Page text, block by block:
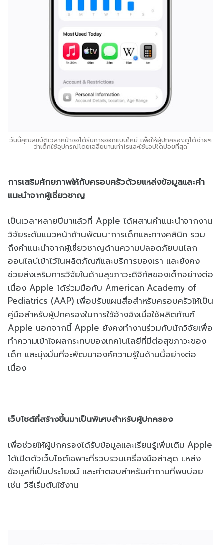
วันนี้คุณสมบัติเวลาหน้าจอได้รับการออกแบบใหม่ เพื่อให้ผู้ปกครองดูได้ง่ายๆ
ว่าเด็กใช้อุปกรณ์โดยเฉลี่ยนานเท่าไรและใช้แอปใดบ่อยที่สุด
การเสริมศักยภาพให้กับครอบครัวด้วยแหล่งข้อมูลและคำ
แนะนำจากผู้เชี่ยวชาญ
เป็นเวลาหลายปีมาแล้วที่ Apple ได้ผสานคำแนะนำจากงาน
วิจัยระดับแนวหน้าด้านพัฒนาการเด็กและทางคลินิก รวม
ถึงคำแนะนำจากผู้เชี่ยวชาญด้านความปลอดภัยบนโลก
ออนไลน์เข้าไว้ในผลิตภัณฑ์และบริการของเรา และยังคง
ช่วยส่งเสริมการวิจัยในด้านสุขภาวะดิจิทัลของเด็กอย่างต่อ
เนื่อง Apple ได้ร่วมมือกับ American Academy of
Pediatrics (AAP) เพื่อปรับแผนสื่อสำหรับครอบครัวให้เป็น
คู่มือสำหรับผู้ปกครองในการใช้อ้างอิงเมื่อใช้ผลิตภัณฑ์
Apple นอกจากนี้ Apple ยังคงทำงานร่วมกับนักวิจัยเพื่อ
ทำความเข้าใจผลกระทบของเทคโนโลยีที่มีต่อสุขภาวะของ
เด็ก และมุ่งมั่นที่จะพัฒนาองค์ความรู้ในด้านนี้อย่างต่อ
เนื่อง
เว็บไซต์ที่สร้างขึ้นมาเป็นพิเศษสำหรับผู้ปกครอง
เพื่อช่วยให้ผู้ปกครองได้รับข้อมูลและเรียนรู้เพิ่มเติม Apple
ได้เปิดตัวเว็บไซต์เฉพาะที่รวบรวมเครื่องมือล่าสุด แหล่ง
ข้อมูลที่เป็นประโยชน์ และคำตอบสำหรับคำถามที่พบบ่อย
เช่น วิธีเริ่มต้นใช้งาน